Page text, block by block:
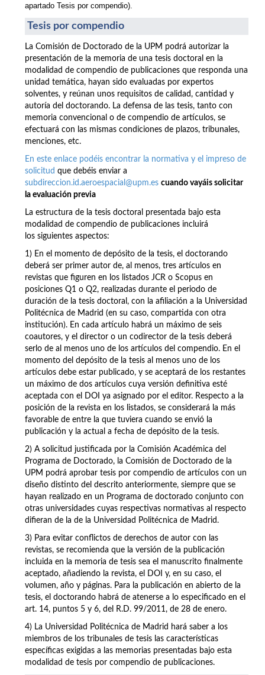
apartado Tesis por compendio).
Tesis por compendio
La Comisión de Doctorado de la UPM podrá autorizar la
presentación de la memoria de una tesis doctoral en la
modalidad de compendio de publicaciones que responda una
unidad temática, hayan sido evaluadas por expertos
solventes, y reúnan unos requisitos de calidad, cantidad y
autoría del doctorando. La defensa de las tesis, tanto con
memoria convencional o de compendio de artículos, se
efectuará con las mismas condiciones de plazos, tribunales,
menciones, etc.
En este enlace podéis encontrar la normativa y el impreso de
solicitud que debéis enviar a
subdireccion.id.aeroespacial@upm.es cuando vayáis solicitar
la evaluación previa
La estructura de la tesis doctoral presentada bajo esta
modalidad de compendio de publicaciones incluirá
los siguientes aspectos:
1) En el momento de depósito de la tesis, el doctorando
deberá ser primer autor de, al menos, tres artículos en
revistas que figuren en los listados JCR o Scopus en
posiciones Q1 o Q2, realizadas durante el periodo de
duración de la tesis doctoral, con la afiliación a la Universidad
Politécnica de Madrid (en su caso, compartida con otra
institución). En cada artículo habrá un máximo de seis
coautores, y el director o un codirector de la tesis deberá
serlo de al menos uno de los artículos del compendio. En el
momento del depósito de la tesis al menos uno de los
artículos debe estar publicado, y se aceptará de los restantes
un máximo de dos artículos cuya versión definitiva esté
aceptada con el DOI ya asignado por el editor. Respecto a la
posición de la revista en los listados, se considerará la más
favorable de entre la que tuviera cuando se envió la
publicación y la actual a fecha de depósito de la tesis.
2) A solicitud justificada por la Comisión Académica del
Programa de Doctorado, la Comisión de Doctorado de la
UPM podrá aprobar tesis por compendio de artículos con un
diseño distinto del descrito anteriormente, siempre que se
hayan realizado en un Programa de doctorado conjunto con
otras universidades cuyas respectivas normativas al respecto
difieran de la de la Universidad Politécnica de Madrid.
3) Para evitar conflictos de derechos de autor con las
revistas, se recomienda que la versión de la publicación
incluida en la memoria de tesis sea el manuscrito finalmente
aceptado, añadiendo la revista, el DOI y, en su caso, el
volumen, año y páginas. Para la publicación en abierto de la
tesis, el doctorando habrá de atenerse a lo especificado en el
art. 14, puntos 5 y 6, del R.D. 99/2011, de 28 de enero.
4) La Universidad Politécnica de Madrid hará saber a los
miembros de los tribunales de tesis las características
específicas exigidas a las memorias presentadas bajo esta
modalidad de tesis por compendio de publicaciones.